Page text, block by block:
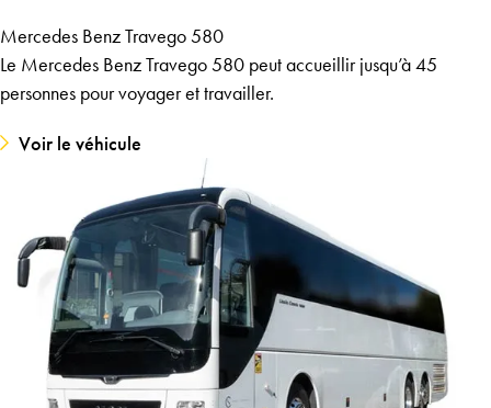
Mercedes Benz Travego 580
Le Mercedes Benz Travego 580 peut accueillir jusqu’à 45
personnes pour voyager et travailler.
Voir le véhicule